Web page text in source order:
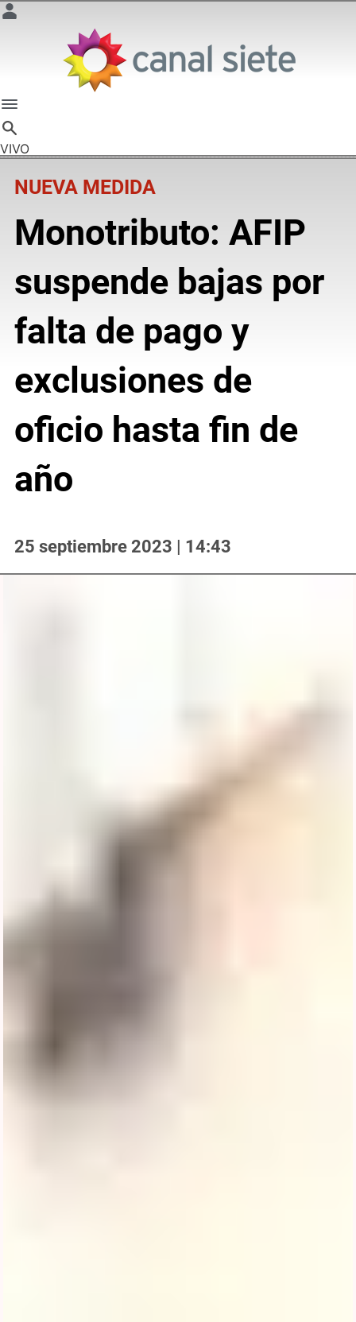
VIVO
NUEVA MEDIDA
Monotributo: AFIP
suspende bajas por
falta de pago y
exclusiones de
oficio hasta fin de
año
25 septiembre 2023 | 14:43